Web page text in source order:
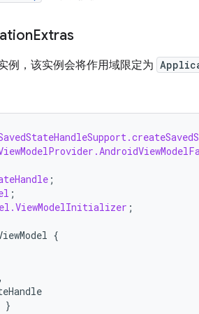
Extras
例，该实例会将作用域限定为
;
;
;
{
,
}